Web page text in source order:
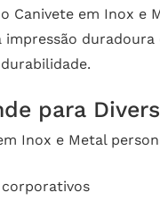
Canivete em Inox e
impressão
para
Inox e Metal
corporativos